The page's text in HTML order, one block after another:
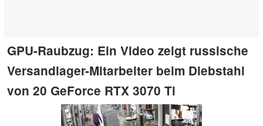
GPU-Raubzug: Ein Video zeigt russische
Versandlager-Mitarbeiter beim Diebstahl
von 20 GeForce RTX 3070 Ti